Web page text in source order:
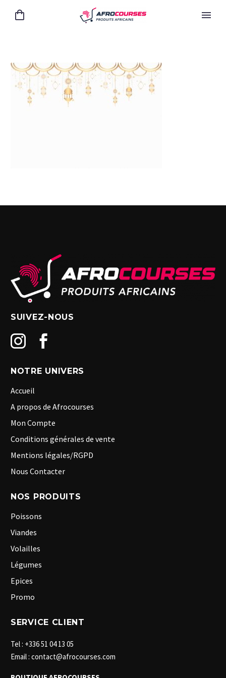
SUIVEZ-NOUS
NOTRE UNIVERS
Accueil
A propos de Afrocourses
Mon Compte
Conditions générales de vente
Mentions légales/RGPD
Nous Contacter
NOS PRODUITS
Poissons
Viandes
Volailles
Légumes
Epices
Promo
SERVICE CLIENT
Tel : +336 51 04 13 05
Email : contact@afrocourses.com